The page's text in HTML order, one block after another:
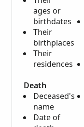
ages or
birthdates
Their
birthplaces
Their
residences
Death
Deceased's
name
Date of